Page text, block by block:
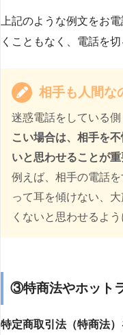
上記のような例文をお
くこともなく、電話を
相手も人間な
迷惑電話をしている側
こい場合は、相手を
いと思わせることが重
例えば、相手の電話
って耳を傾けない、
くないと思わせるよう
③特商法やホット
特定商取引法（特商法